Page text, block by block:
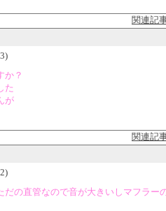
関連記
か？
た
が
関連記
の直管なので音が大きいしマフラー